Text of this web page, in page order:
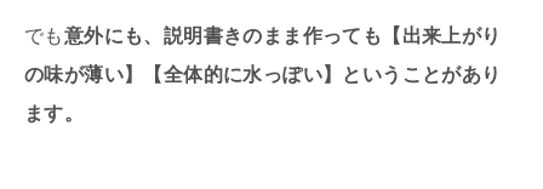
でも意外にも、説明書きのまま作っても【出来上がり
の味が薄い】【全体的に水っぽい】ということがあり
ます。